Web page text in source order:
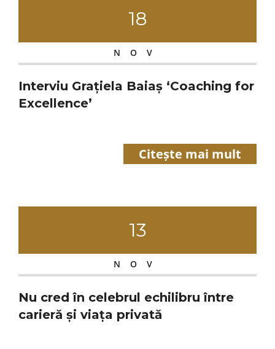
18
NOV
Interviu Grațiela Baiaș ‘Coaching for
Excellence’
Citește mai mult
13
NOV
Nu cred în celebrul echilibru între
carieră și viața privată